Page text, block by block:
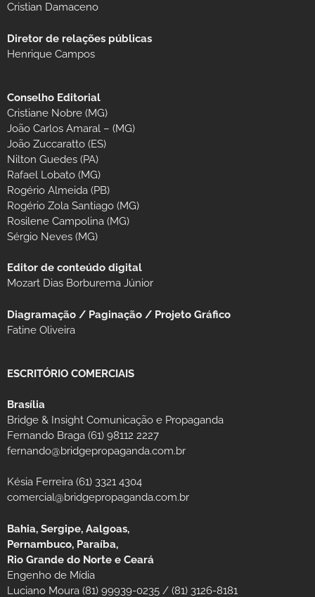
Cristian Damaceno
Diretor de relações públicas
Henrique Campos
Conselho Editorial
Cristiane Nobre (MG)
João Carlos Amaral – (MG)
João Zuccaratto (ES)
Nilton Guedes (PA)
Rafael Lobato (MG)
Rogério Almeida (PB)
Rogério Zola Santiago (MG)
Rosilene Campolina (MG)
Sérgio Neves (MG)
Editor de conteúdo digital
Mozart Dias Borburema Júnior
Diagramação / Paginação / Projeto Gráfico
Fatine Oliveira
ESCRITÓRIO COMERCIAIS
Brasília
Bridge & Insight Comunicação e Propaganda
Fernando Braga (61) 98112 2227
fernando@bridgepropaganda.com.br
Késia Ferreira (61) 3321 4304
comercial@bridgepropaganda.com.br
Bahia, Sergipe, Aalgoas,
Pernambuco, Paraíba,
Rio Grande do Norte e Ceará
Engenho de Mídia
Luciano Moura (81) 99939-0235 / (81) 3126-8181